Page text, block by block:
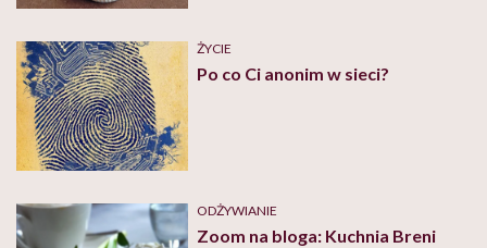
ŻYCIE
Po co Ci anonim w sieci?
ODŻYWIANIE
Zoom na bloga: Kuchnia Breni